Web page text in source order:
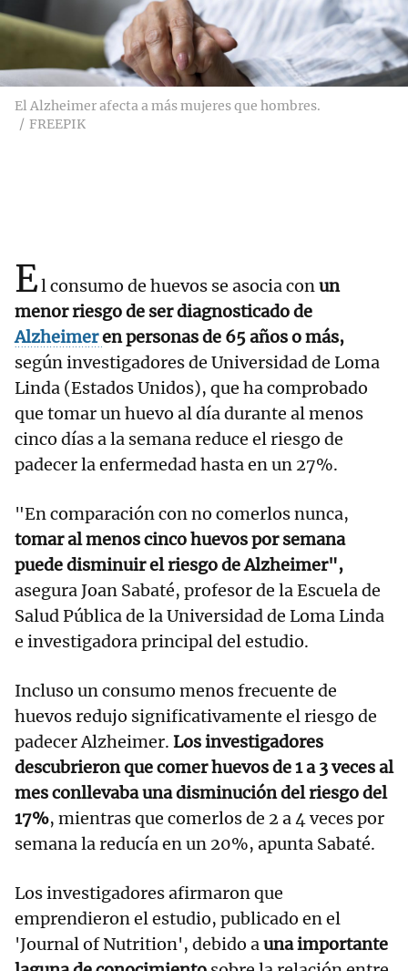
El Alzheimer afecta a más mujeres que hombres.
FREEPIK
El consumo de huevos se asocia conun
menor riesgo de ser diagnosticado de
Alzheimeren personas de 65 años o más,
según investigadores de Universidad de Loma
Linda (Estados Unidos), que ha comprobado
que tomar un huevo al día durante al menos
cinco días a la semana reduce el riesgo de
padecer la enfermedad hasta en un 27%.
"En comparación con no comerlos nunca,
tomar al menos cinco huevos por semana
puede disminuir el riesgo de Alzheimer",
asegura Joan Sabaté, profesor de la Escuela de
Salud Pública de la Universidad de Loma Linda
e investigadora principal del estudio.
Incluso un consumo menos frecuente de
huevos redujo significativamente el riesgo de
padecer Alzheimer. Los investigadores
descubrieron que comer huevos de 1 a 3 veces al
mes conllevaba una disminución del riesgo del
17%, mientras que comerlos de 2 a 4 veces por
semana la reducía en un 20%, apunta Sabaté.
Los investigadores afirmaron que
emprendieron el estudio, publicado en el
'Journal of Nutrition', debido auna importante